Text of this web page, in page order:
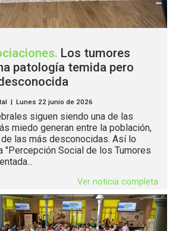
. Los tumores
patología temida pero
| Lunes 22 junio de 2026
siguen siendo una de las
miedo generan entre la población,
las más desconocidas. Así lo
"Percepción Social de los Tumores
Ver noticia completa